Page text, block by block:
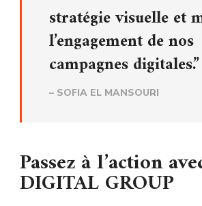
stratégie visuelle et
l’engagement de nos
campagnes digitales.”
– SOFIA EL MANSOURI
Passez à l’action
DIGITAL GROUP